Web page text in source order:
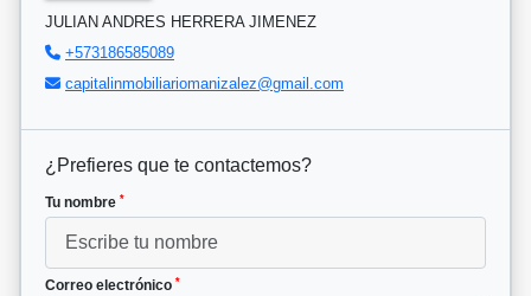
JULIAN ANDRES HERRERA JIMENEZ
+573186585089
capitalinmobiliariomanizalez@gmail.com
¿Prefieres que te contactemos?
Tu nombre *
Correo electrónico *